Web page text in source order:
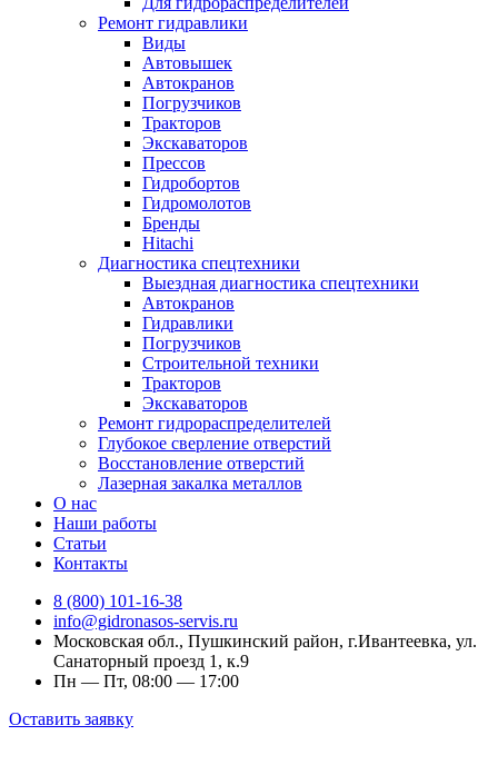
Ремонт гидравлики
Виды
Автовышек
Автокранов
Погрузчиков
Тракторов
Экскаваторов
Прессов
Гидробортов
Гидромолотов
Бренды
Hitachi
Диагностика спецтехники
Выездная диагностика спецтехники
Автокранов
Гидравлики
Погрузчиков
Строительной техники
Тракторов
Экскаваторов
Ремонт гидрораспределителей
Глубокое сверление отверстий
Восстановление отверстий
Лазерная закалка металлов
О нас
Наши работы
Статьи
Контакты
8 (800) 101-16-38
info@gidronasos-servis.ru
Московская обл., Пушкинский район, г.Ивантеевка, ул.
Санаторный проезд 1, к.9
Пн — Пт, 08:00 — 17:00
Оставить заявку